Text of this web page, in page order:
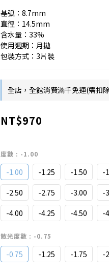
基弧：8.7mm
直徑：14.5mm
含水量：33%
使用週期：月拋
包裝方式：3片裝
全店，全館消費滿千免運(需扣
NT$970
度數 : -1.00
-1.00 -1.25 -1.50 -
-2.50
-2.75 -3.00 -
-4.00
-4.25 -4.50 -
散光度數 : -0.75
-0.75 -1.25 -1.75 -